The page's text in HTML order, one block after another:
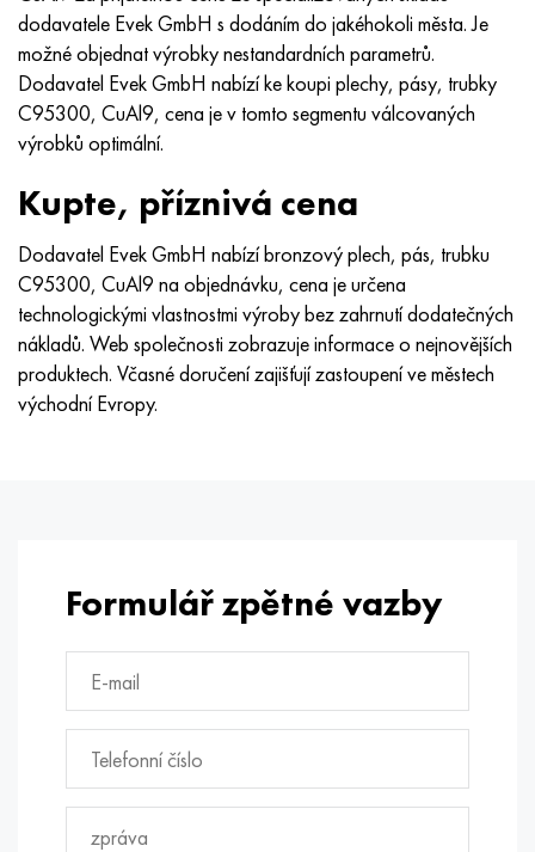
dodavatele Evek GmbH s dodáním do jakéhokoli města. Je
možné objednat výrobky nestandardních parametrů.
Dodavatel Evek GmbH nabízí ke koupi plechy, pásy, trubky
C95300, CuAl9, cena je v tomto segmentu válcovaných
výrobků optimální.
Kupte, příznivá cena
Dodavatel Evek GmbH nabízí bronzový plech, pás, trubku
C95300, CuAl9 na objednávku, cena je určena
technologickými vlastnostmi výroby bez zahrnutí dodatečných
nákladů. Web společnosti zobrazuje informace o nejnovějších
produktech. Včasné doručení zajišťují zastoupení ve městech
východní Evropy.
Formulář zpětné vazby
Hastelloy C2000
Hastelloy 3
Hastelloy x
Udimet 500
Udimet 720
45X, 45h, 1,7035
45HN2MFA, k2425, 45hnmf
A40G, 44smn28, 1.0762, 46s20